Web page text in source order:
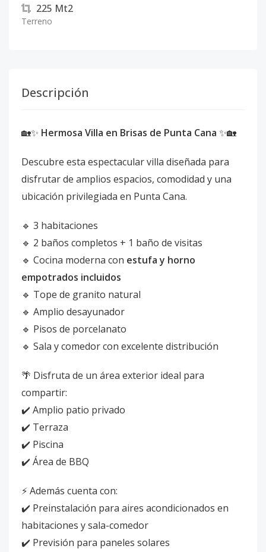
225 Mt2
Terreno
Descripción
🏡✨ Hermosa Villa en Brisas de Punta Cana ✨🏡
Descubre esta espectacular villa diseñada para
disfrutar de amplios espacios, comodidad y una
ubicación privilegiada en Punta Cana.
🔹 3 habitaciones
🔹 2 baños completos + 1 baño de visitas
🔹 Cocina moderna con estufa y horno
empotrados incluidos
🔹 Tope de granito natural
🔹 Amplio desayunador
🔹 Pisos de porcelanato
🔹 Sala y comedor con excelente distribución
🌴 Disfruta de un área exterior ideal para
compartir:
✔️ Amplio patio privado
✔️ Terraza
✔️ Piscina
✔️ Área de BBQ
⚡ Además cuenta con:
✔️ Preinstalación para aires acondicionados en
habitaciones y sala-comedor
✔️ Previsión para paneles solares